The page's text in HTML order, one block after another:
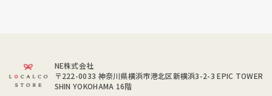
NE株式会社
〒222-0033 神奈川県横浜市港北区新横浜3-2-3 EPIC TOWER
SHIN YOKOHAMA 16階